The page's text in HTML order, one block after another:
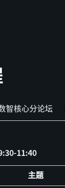
智核心分论坛
11:40
主题